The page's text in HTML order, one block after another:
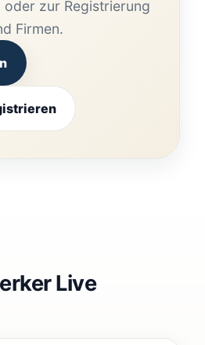
zur Registrierung
Firmen.
Live